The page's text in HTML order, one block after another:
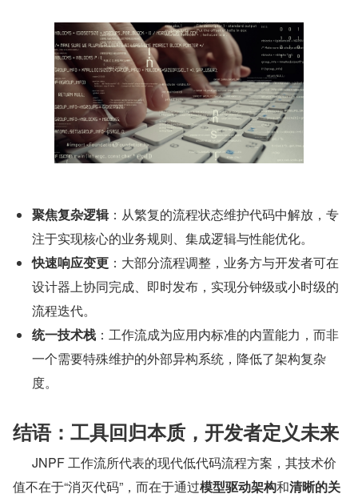
聚焦复杂逻辑：从繁复的流程状态维护代码中解放，专
注于实现核心的业务规则、集成逻辑与性能优化。
快速响应变更 ：大部分流程调整，业务方与开发者可在
设计器上协同完成、即时发布，实现分钟级或小时级的
流程迭代。
统一技术栈 ：工作流成为应用内标准的内置能力，而非
一个需要特殊维护的外部异构系统，降低了架构复杂
度。
结语：工具回归本质，开发者定义未来
值不在于“消灭代码”，而在于通过模型驱动架构和清晰的关